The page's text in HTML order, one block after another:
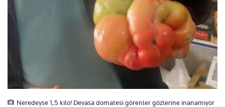
Neredeyse 1,5 kilo! Devasa domatesi görenler gözlerine inanamıyor